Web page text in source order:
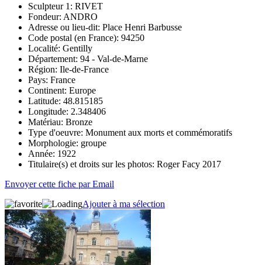
Sculpteur 1: RIVET
Fondeur: ANDRO
Adresse ou lieu-dit: Place Henri Barbusse
Code postal (en France): 94250
Localité: Gentilly
Département: 94 - Val-de-Marne
Région: Ile-de-France
Pays: France
Continent: Europe
Latitude: 48.815185
Longitude: 2.348406
Matériau: Bronze
Type d'oeuvre: Monument aux morts et commémoratifs
Morphologie: groupe
Année: 1922
Titulaire(s) et droits sur les photos: Roger Facy 2017
Envoyer cette fiche par Email
Ajouter à ma sélection